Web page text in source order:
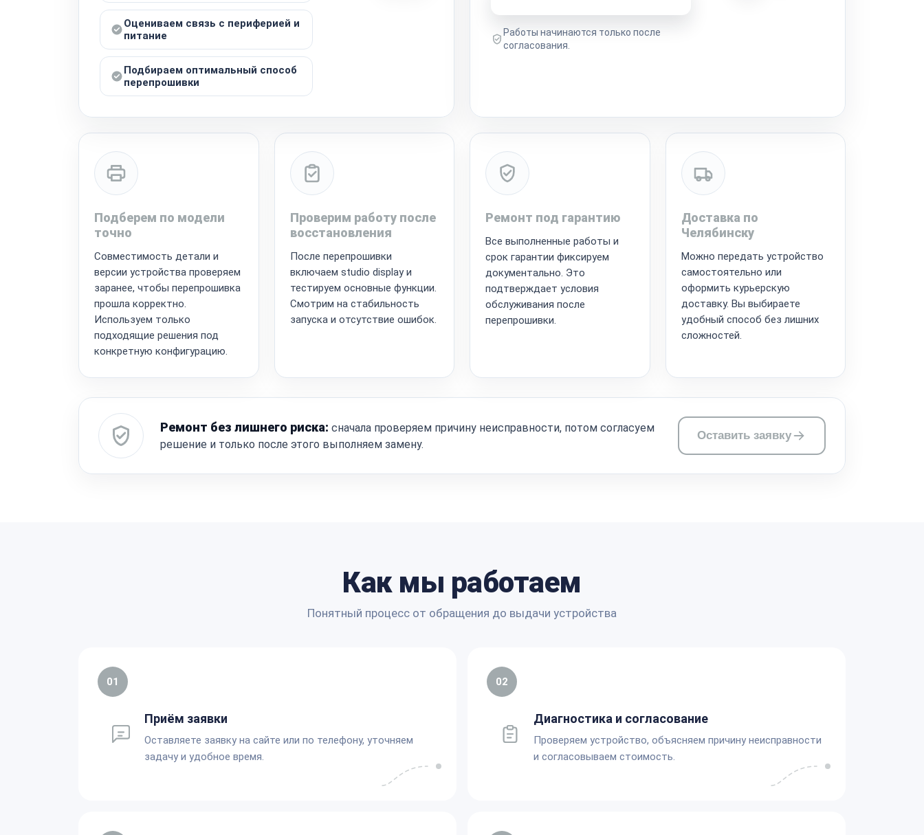
Оцениваем связь с периферией и
питание
Подбираем оптимальный способ
перепрошивки
Работы начинаются только после
согласования.
Подберем по модели
точно
Совместимость детали и
версии устройства проверяем
заранее, чтобы перепрошивка
прошла корректно.
Используем только
подходящие решения под
конкретную конфигурацию.
Проверим работу после
восстановления
После перепрошивки
включаем studio display и
тестируем основные функции.
Смотрим на стабильность
запуска и отсутствие ошибок.
Ремонт под гарантию
Все выполненные работы и
срок гарантии фиксируем
документально. Это
подтверждает условия
обслуживания после
перепрошивки.
Доставка по
Челябинску
Можно передать устройство
самостоятельно или
оформить курьерскую
доставку. Вы выбираете
удобный способ без лишних
сложностей.
Ремонт без лишнего риска: сначала проверяем причину неисправности, потом согласуем
решение и только после этого выполняем замену.
Оставить заявку
Как мы работаем
Понятный процесс от обращения до выдачи устройства
01
Приём заявки
Оставляете заявку на сайте или по телефону, уточняем
задачу и удобное время.
02
Диагностика и согласование
Проверяем устройство, объясняем причину неисправности
и согласовываем стоимость.